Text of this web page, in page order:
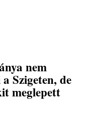
nem
Szigeten, de
meglepett